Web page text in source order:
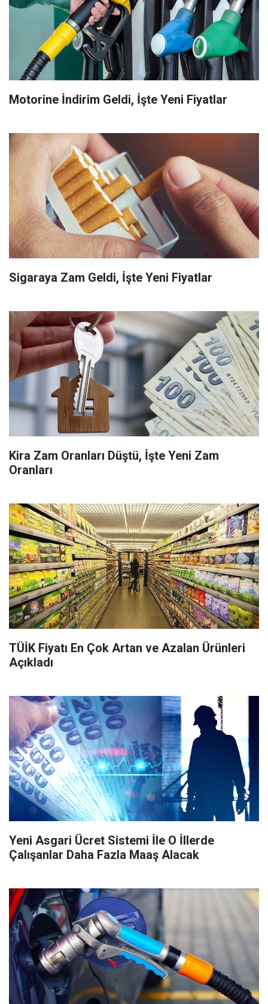
Motorine İndirim Geldi, İşte Yeni Fiyatlar
Sigaraya Zam Geldi, İşte Yeni Fiyatlar
Kira Zam Oranları Düştü, İşte Yeni Zam
Oranları
TÜİK Fiyatı En Çok Artan ve Azalan Ürünleri
Açıkladı
Yeni Asgari Ücret Sistemi İle O İllerde
Çalışanlar Daha Fazla Maaş Alacak